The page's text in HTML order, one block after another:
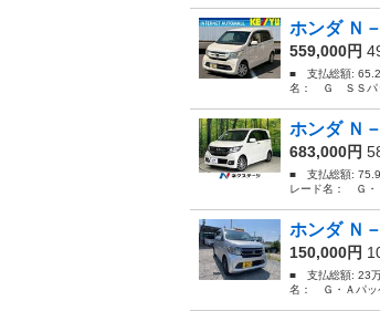
ホンダ Ｎ
559,000円
■ 支払総額:
名： Ｇ ＳＳパ
ホンダ Ｎ
683,000円
■ 支払総額:
レード名： Ｇ
ホンダ Ｎ
150,000円
■ 支払総額: 23
名： Ｇ・Ａパ